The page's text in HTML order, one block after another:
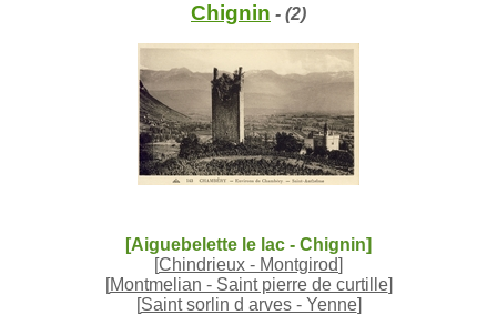
Chignin - (2)
[Aiguebelette le lac - Chignin]
[Chindrieux - Montgirod]
[Montmelian - Saint pierre de curtille]
[Saint sorlin d arves - Yenne]